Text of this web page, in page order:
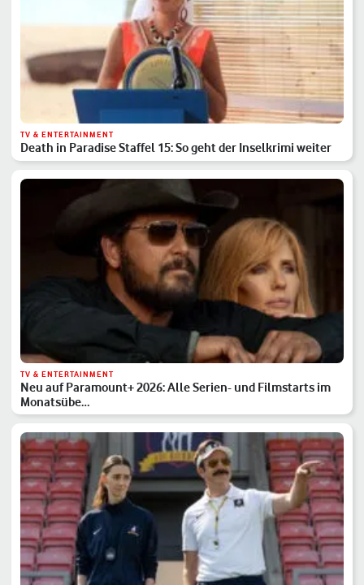
TV & ENTERTAINMENT
Death in Paradise Staffel 15: So geht der Inselkrimi weiter
TV & ENTERTAINMENT
Neu auf Paramount+ 2026: Alle Serien- und Filmstarts im
Monatsübe…